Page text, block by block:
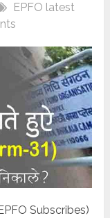
EPFO latest
Subscribes)